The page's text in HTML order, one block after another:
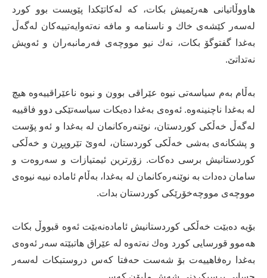
هاووڵاتیانی هه‌رێمیش بكات، كه‌ له‌كاتێكدا پێویست بوو كورد
له‌سه‌ر كێشه‌ی خاك و ناسنامه‌ و مافه‌ نه‌ته‌وایه‌تییه‌كان له‌گه‌ڵ
به‌غدا گفتوگۆ بكات، نه‌ك نیو مووچه‌ی فه‌رمانبه‌ران و ئه‌ویش
نه‌تداتێ‌.
به‌ڵام به‌م سیاسه‌تی نیوه‌ عێراقی بوون و نیوه‌ ناعێراقییه‌وه‌ هیچ
له‌ به‌غدا ناچنینه‌وه‌. ئه‌وه‌ی به‌غدا ده‌یكات سیاسه‌تێكی دوو فاقییه‌
له‌گه‌ڵ خه‌ڵكی كوردستان، نوێنه‌ره‌كانمان له‌ به‌غدا و ئه‌و پۆست
و پشكانه‌ی به‌شی خه‌ڵكی كوردستان، له‌وێ‌ تێروپڕن و خه‌ڵكی
كوردستانیش برسی ده‌كات. زۆرترین ئیمتیازات و سه‌روه‌ت و
سامان ده‌دات به‌ نوێنه‌ره‌كانمان له‌ به‌غدا، به‌ڵام ئاماده‌ نییه‌ نیوه‌ی
مووچه‌ی مووچه‌خۆرێكی كوردستان بدات.
بۆیه‌ ده‌بێت خه‌ڵكی كوردستانیش ئاماده‌نه‌بێت ئه‌وه‌ قبووڵ بكات
هه‌موو قورسایی كورد وه‌ك نه‌ته‌وه‌ له‌ عێراق هاتبێته‌ سه‌ر ئه‌وه‌ی
به‌غدا ره‌فاهییه‌ت بۆ شه‌ست حه‌فتا كه‌س دروستبكات له‌سه‌ر